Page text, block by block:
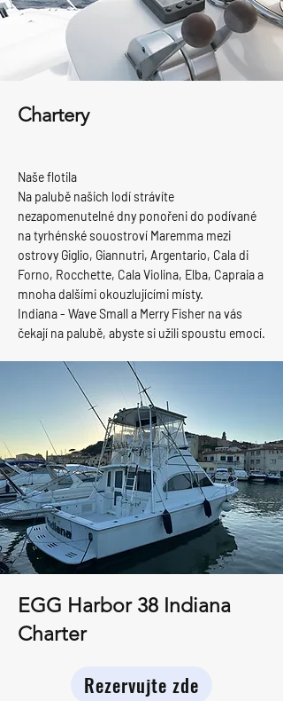
Chartery
Naše flotila
Na palubě našich lodí strávíte
nezapomenutelné dny ponořeni do podívané
na tyrhénské souostroví Maremma mezi
ostrovy Giglio, Giannutri, Argentario, Cala di
Forno, Rocchette, Cala Violina, Elba, Capraia a
mnoha dalšími okouzlujícími místy.
Indiana - Wave Small a Merry Fisher na vás
čekají na palubě, abyste si užili spoustu emocí.
EGG Harbor 38 Indiana
Charter
Rezervujte zde